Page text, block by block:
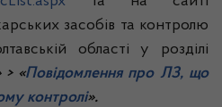
засобів та контролю
області у розділі
> «Повідомлення про ЛЗ, що
контролі».